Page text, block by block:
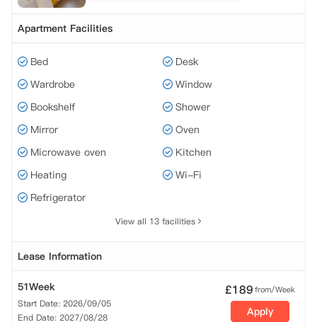
Apartment Facilities
Bed
Desk
Wardrobe
Window
Bookshelf
Shower
Mirror
Oven
Microwave oven
Kitchen
Heating
Wi-Fi
Refrigerator
View all 13 facilities
Lease Information
51Week
Start Date: 2026/09/05
End Date: 2027/08/28
£189from/Week
Apply